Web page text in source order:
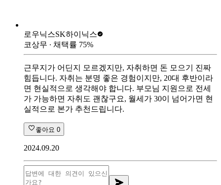
로우닉스SK하이닉스
코상무 ∙ 채택률 75%
근무지가 어딘지 모르겠지만, 자취하면 돈 모으기 진짜
힘듭니다. 자취는 분명 좋은 경험이지만, 20대 후반이라
면 현실적으로 생각해야 합니다. 부모님 지원으로 전세
가 가능하면 자취도 괜찮구요, 월세가 30이 넘어가면 현
실적으로 본가 추천드립니다.
좋아요 0
2024.09.20